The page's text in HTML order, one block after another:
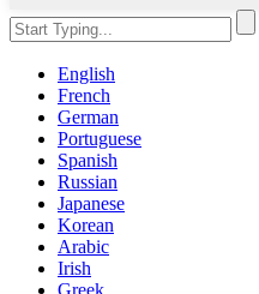
English
French
German
Portuguese
Spanish
Russian
Japanese
Korean
Arabic
Irish
Greek